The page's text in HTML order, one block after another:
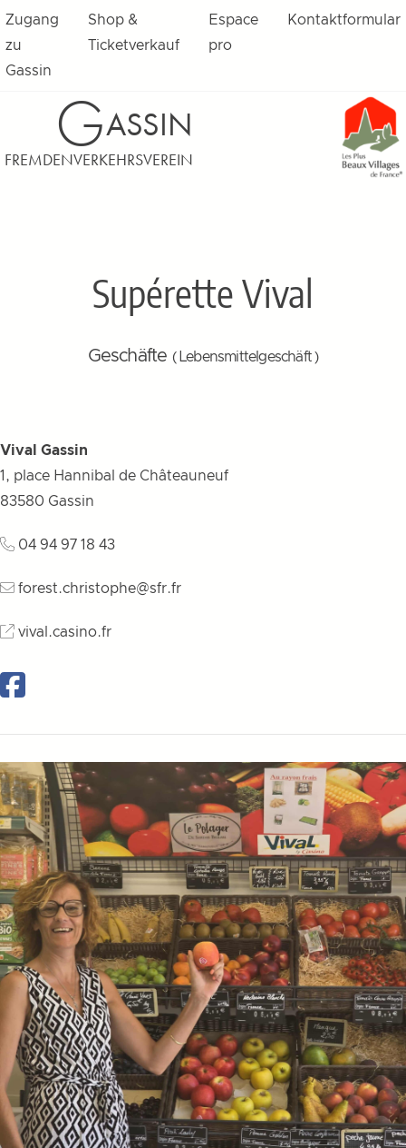
Zugang
zu
Gassin
Shop &
Ticketverkauf
Espace
pro
Kontaktformular
GASSIN
FREMDENVERKEHRSVEREIN
Supérette Vival
Geschäfte ( Lebensmittelgeschäft )
Vival Gassin
1, place Hannibal de Châteauneuf
83580 Gassin
04 94 97 18 43
forest.christophe@sfr.fr
vival.casino.fr
Facebook